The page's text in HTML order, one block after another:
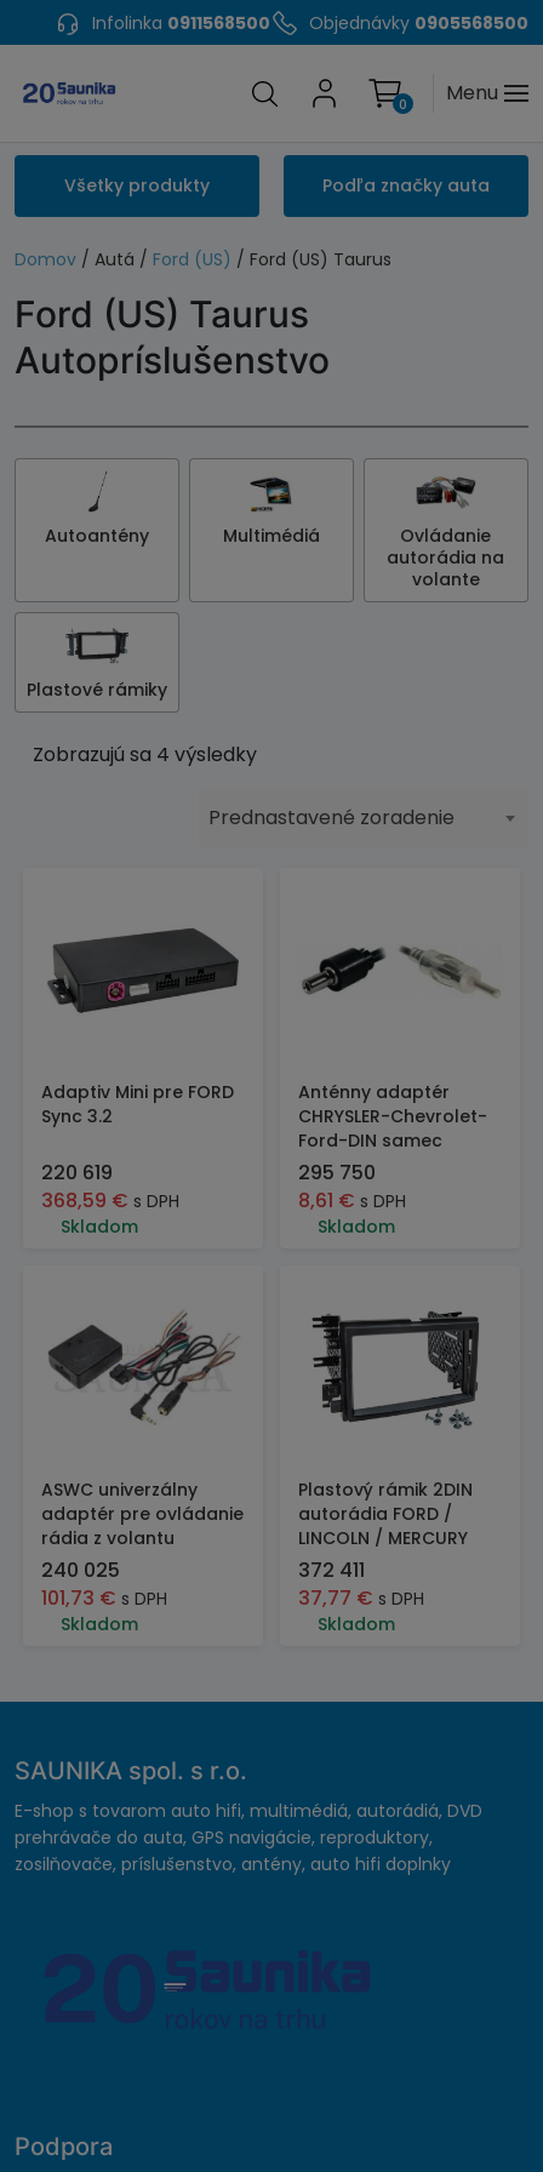
Infolinka 0911568500 Objednávky 0905568500
Menu
0
Všetky produkty Podľa značky auta
Domov / Autá / Ford (US) / Ford (US) Taurus
Ford (US) Taurus
Autopríslušenstvo
Autoantény Multimédiá
Ovládanie
autorádia na
volante
Plastové rámiky
Zobrazujú sa 4 výsledky
Prednastavené zoradenie
Adaptiv Mini pre FORD
Sync 3.2
220 619
368,59 € s DPH
Skladom
Anténny adaptér
CHRYSLER-Chevrolet-
Ford-DIN samec
295 750
8,61 € s DPH
Skladom
ASWC univerzálny
adaptér pre ovládanie
rádia z volantu
240 025
101,73 € s DPH
Skladom
Plastový rámik 2DIN
autorádia FORD /
LINCOLN / MERCURY
372 411
37,77 € s DPH
Skladom
SAUNIKA spol. s r.o.
E-shop s tovarom auto hifi, multimédiá, autorádiá, DVD
prehrávače do auta, GPS navigácie, reproduktory,
zosilňovače, príslušenstvo, antény, auto hifi doplnky
Podpora